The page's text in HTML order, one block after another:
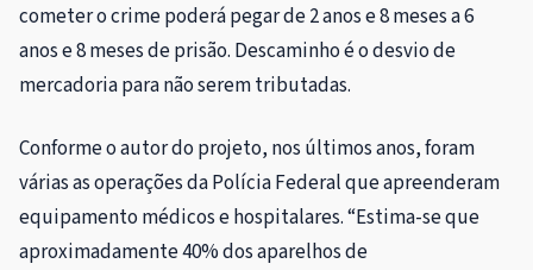
cometer o crime poderá pegar de 2 anos e 8 meses a 6
anos e 8 meses de prisão. Descaminho é o desvio de
mercadoria para não serem tributadas.
Conforme o autor do projeto, nos últimos anos, foram
várias as operações da Polícia Federal que apreenderam
equipamento médicos e hospitalares. “Estima-se que
aproximadamente 40% dos aparelhos de